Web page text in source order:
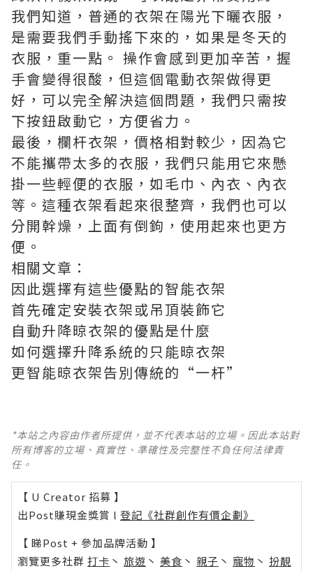
我們知道，普通的衣架在陽光下曬衣服，
是需要我們手動搖下來的，如果是冬天的
衣服，重一點。 操作會感到更加辛苦，握
手會變得很酸，但這個電動衣架做得更
好，可以完全解決這個問題，我們只需按
下按鈕啟動它，方便省力。
最後，欄杆衣架，價格相對較少，因為它
不能攜帶太多的衣服，我們只能用它來懸
掛一些輕便的衣服，如毛巾、內衣、內衣
等。這種衣架看起來很整齊，我們也可以
分開幹燥，上面有倒鉤，使用起來也更方
便。
相關文章：
因此選擇有這些優點的智能衣架
首先確定安裝衣架或吊頂裝飾它
自動升降晾衣架的優點是什麼
如何選擇升降系統的只能晾衣架
更智能晾衣架告別傳統的“一杆”
*本站之內容由作者所提供，並不代表本站的立場。因此本站對
所有博客的立場、真實性、準確性及完整性不負任何法律責
任。
【 U Creator 招募 】
出Post賺現金獎賞 l 登記《社群創作有價企劃》
【 睇Post + 參加品牌活動 】
瀏覽更多社群 打卡 丶 旅遊 丶 美食 丶 親子 丶 寵物 丶 扮靚